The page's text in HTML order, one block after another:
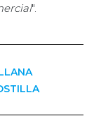
".